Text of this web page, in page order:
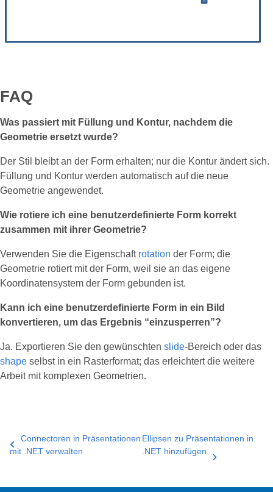
FAQ
Was passiert mit Füllung und Kontur, nachdem die
Geometrie ersetzt wurde?
Der Stil bleibt an der Form erhalten; nur die Kontur ändert sich.
Füllung und Kontur werden automatisch auf die neue
Geometrie angewendet.
Wie rotiere ich eine benutzerdefinierte Form korrekt
zusammen mit ihrer Geometrie?
Verwenden Sie die Eigenschaft rotation der Form; die
Geometrie rotiert mit der Form, weil sie an das eigene
Koordinatensystem der Form gebunden ist.
Kann ich eine benutzerdefinierte Form in ein Bild
konvertieren, um das Ergebnis “einzusperren”?
Ja. Exportieren Sie den gewünschten slide-Bereich oder das
shape selbst in ein Rasterformat; das erleichtert die weitere
Arbeit mit komplexen Geometrien.
Connectoren in Präsentationen
mit .NET verwalten
Ellipsen zu Präsentationen in
.NET hinzufügen